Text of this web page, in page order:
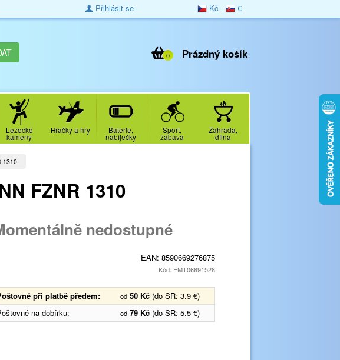
Kč €
Přihlásit se
Prázdný košík
0
Lezecké
kameny
Hračky a hry Baterie,
nabíječky
Sport,
zábava
Zahrada,
dílna
1310
FZNR 1310
nedostupné
EAN: 8590669276875
Kód: EMT06691528
při platbě předem: od 50 Kč (do SR: 3.9 €)
na dobírku:
od 79 Kč (do SR: 5.5 €)